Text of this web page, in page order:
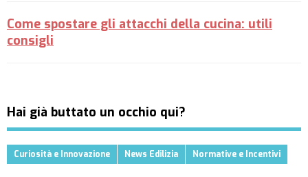
Come spostare gli attacchi della cucina: utili
consigli
Hai già buttato un occhio qui?
Curiosità e Innovazione News Edilizia Normative e Incentivi